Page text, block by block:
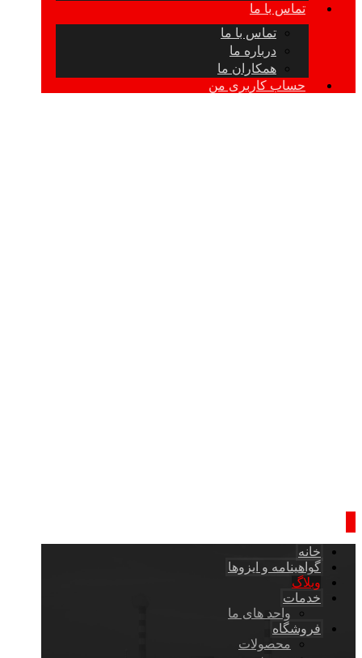
تماس با ما
تماس با ما
درباره ما
همکاران ما
حساب کاربری من
خانه
گواهینامه و ایزوها
وبلاگ
خدمات
واحد های ما
فروشگاه
محصولات